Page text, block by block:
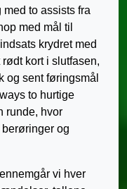
to assists fra
med mål til
krydret med
kort i slutfasen,
og sent føringsmål
to hurtige
runde, hvor
og
vi hver